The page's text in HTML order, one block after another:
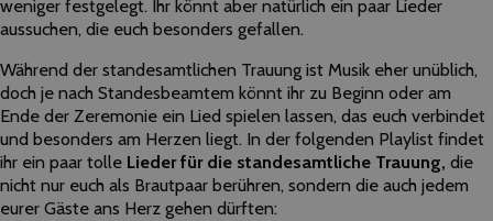
weniger festgelegt. Ihr könnt aber natürlich ein paar Lieder
aussuchen, die euch besonders gefallen.
Während der standesamtlichen Trauung ist Musik eher unüblich,
doch je nach Standesbeamtem könnt ihr zu Beginn oder am
Ende der Zeremonie ein Lied spielen lassen, das euch verbindet
und besonders am Herzen liegt. In der folgenden Playlist findet
ihr ein paar tolle Lieder für die standesamtliche Trauung, die
nicht nur euch als Brautpaar berühren, sondern die auch jedem
eurer Gäste ans Herz gehen dürften: